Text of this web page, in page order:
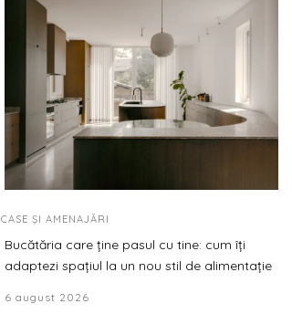
CASE ȘI AMENAJĂRI
Bucătăria care ține pasul cu tine: cum îți
adaptezi spațiul la un nou stil de alimentație
6 august 2026